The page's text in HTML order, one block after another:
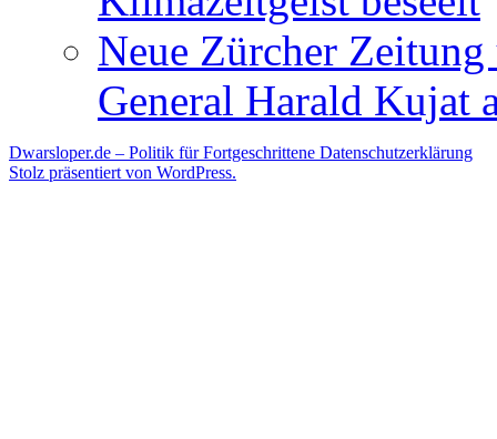
Neue Zürcher
General Harald Kujat
Dwarsloper.de – Politik für Fortgeschrittene Datenschutzerklärung
Stolz präsentiert von WordPress.